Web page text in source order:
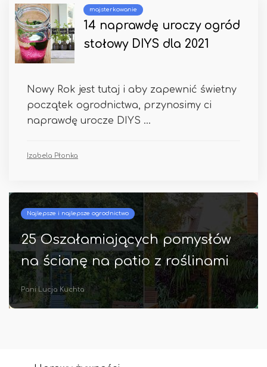
majsterkowanie
14 naprawdę uroczy ogród
stołowy DIYS dla 2021
Nowy Rok jest tutaj i aby zapewnić świetny
początek ogrodnictwa, przynosimy ci
naprawdę urocze DIYS ...
Izabela Płonka
Najlepsze i najlepsze ogrodnictwo
25 Oszałamiających pomysłów
na ścianę na patio z roślinami
Pani Lucja Kuchta